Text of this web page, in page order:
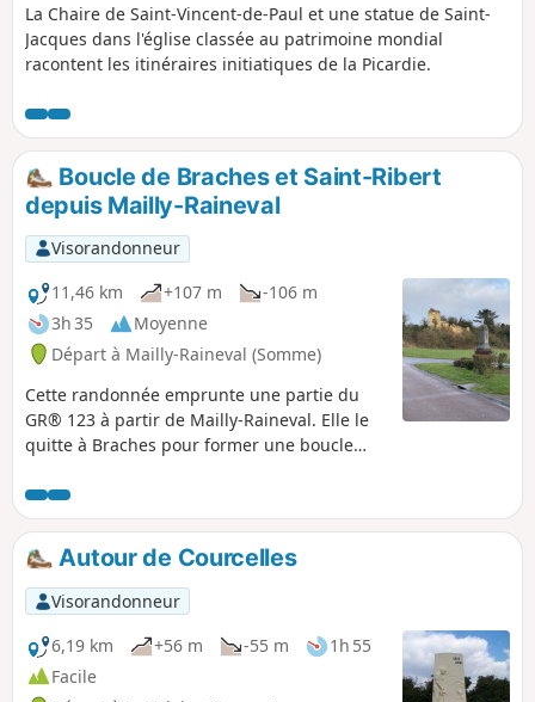
La Chaire de Saint-Vincent-de-Paul et une statue de Saint-
Jacques dans l'église classée au patrimoine mondial
racontent les itinéraires initiatiques de la Picardie.
Boucle de Braches et Saint-Ribert
depuis Mailly-Raineval
Visorandonneur
11,46 km
+107 m
-106 m
3h 35
Moyenne
Départ à Mailly-Raineval (Somme)
Cette randonnée emprunte une partie du
GR® 123 à partir de Mailly-Raineval. Elle le
quitte à Braches pour former une boucle
d’une partie paisible du Plateau Picard de la
Somme. C’est une région d’openfield,
vallonnée au sols variés. Des bosquets
parsèment le territoire. Le parcours est pour
sa plus grande partie routier mais il
s’effectue sur des routes très peu
fréquentées par les véhicules motorisés.
Autour de Courcelles
Visorandonneur
6,19 km
+56 m -55 m
1h 55
Facile